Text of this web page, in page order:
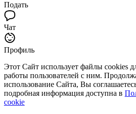
Подать
Чат
Профиль
Этот Сайт использует файлы cookies
работы пользователей с ним.
использование Сайта, Вы
подробная информация доступна в
cookie